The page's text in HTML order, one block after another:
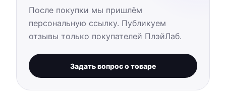
После покупки мы пришлём
персональную ссылку. Публикуем
отзывы только покупателей ПлэйЛаб.
Задать вопрос о товаре